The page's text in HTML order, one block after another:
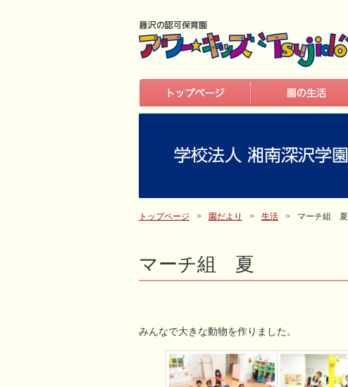
トップページ 園だより 生活 マーチ組 夏
マーチ組 夏
みんなで大きな動物を作りました。